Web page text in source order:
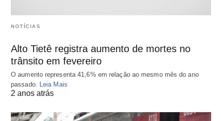
NOTÍCIAS
Alto Tietê registra aumento de mortes no
trânsito em fevereiro
O aumento representa 41,6% em relação ao mesmo mês do ano
passado.
Leia Mais
2 anos atrás